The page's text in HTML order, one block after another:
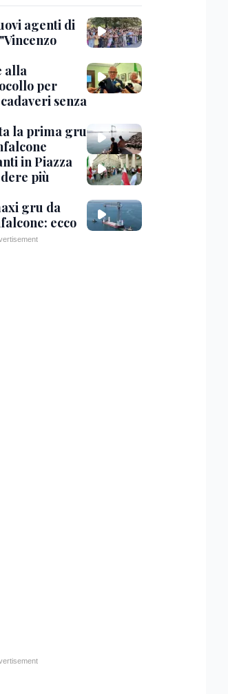
agenti di
alla
per
senza
la prima gru
in Piazza
più
gru da
ecco